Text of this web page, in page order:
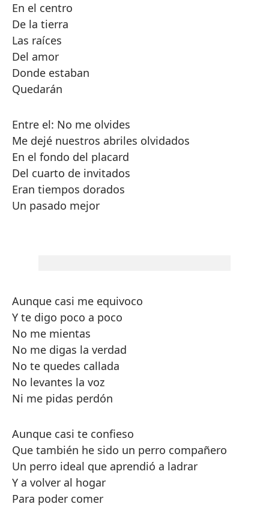
En el centro
De la tierra
Las raíces
Del amor
Donde estaban
Quedarán
Entre el: No me olvides
Me dejé nuestros abriles olvidados
En el fondo del placard
Del cuarto de invitados
Eran tiempos dorados
Un pasado mejor
Aunque casi me equivoco
Y te digo poco a poco
No me mientas
No me digas la verdad
No te quedes callada
No levantes la voz
Ni me pidas perdón
Aunque casi te confieso
Que también he sido un perro compañero
Un perro ideal que aprendió a ladrar
Y a volver al hogar
Para poder comer